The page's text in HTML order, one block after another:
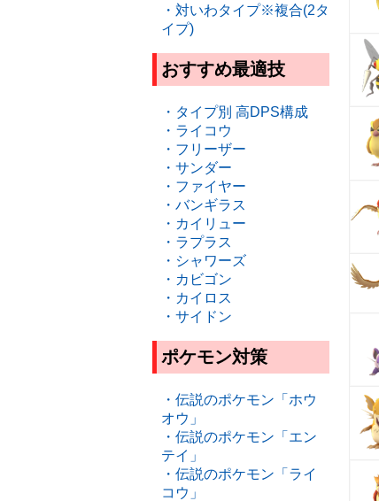
・対いわタイプ※複合(2タ
イプ)
おすすめ最適技
・タイプ別 高DPS構成
・ライコウ
・フリーザー
・サンダー
・ファイヤー
・バンギラス
・カイリュー
・ラプラス
・シャワーズ
・カビゴン
・カイロス
・サイドン
ポケモン対策
・伝説のポケモン「ホウ
オウ」
・伝説のポケモン「エン
テイ」
・伝説のポケモン「ライ
コウ」